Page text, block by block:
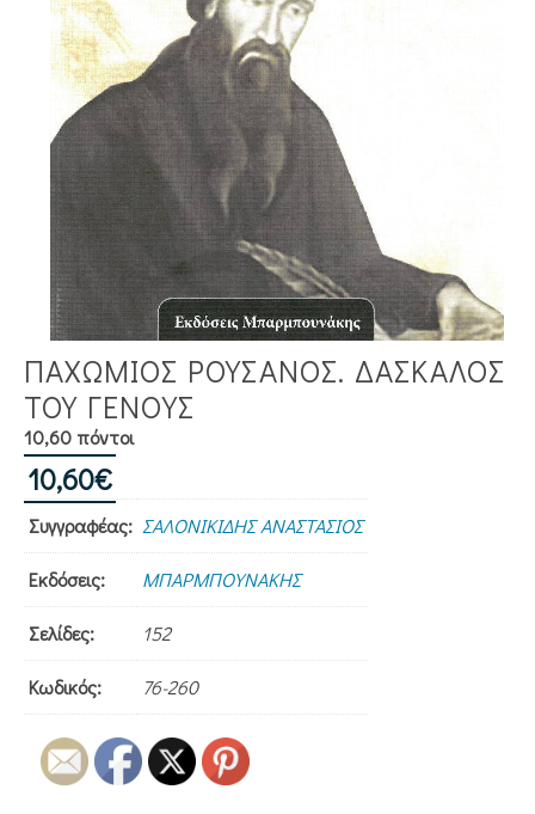
ΠΑΧΩΜΙΟΣ ΡΟΥΣΑΝΟΣ. ΔΑΣΚΑΛΟΣ
ΤΟΥ ΓΕΝΟΥΣ
10,60 πόντοι
10,60€
Συγγραφέας: ΣΑΛΟΝΙΚΙΔΗΣ ΑΝΑΣΤΑΣΙΟΣ
Εκδόσεις: ΜΠΑΡΜΠΟΥΝΑΚΗΣ
Σελίδες: 152
Κωδικός: 76-260